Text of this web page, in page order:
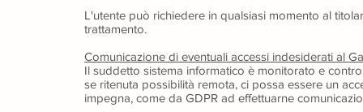
L'utente può richiedere in qualsiasi momento al
trattamento.
Comunicazione di eventuali accessi indesiderati al
Il suddetto sistema informatico è monitorato e
se ritenuta possibilità remota, ci possa essere un
impegna, come da GDPR ad effettuarne